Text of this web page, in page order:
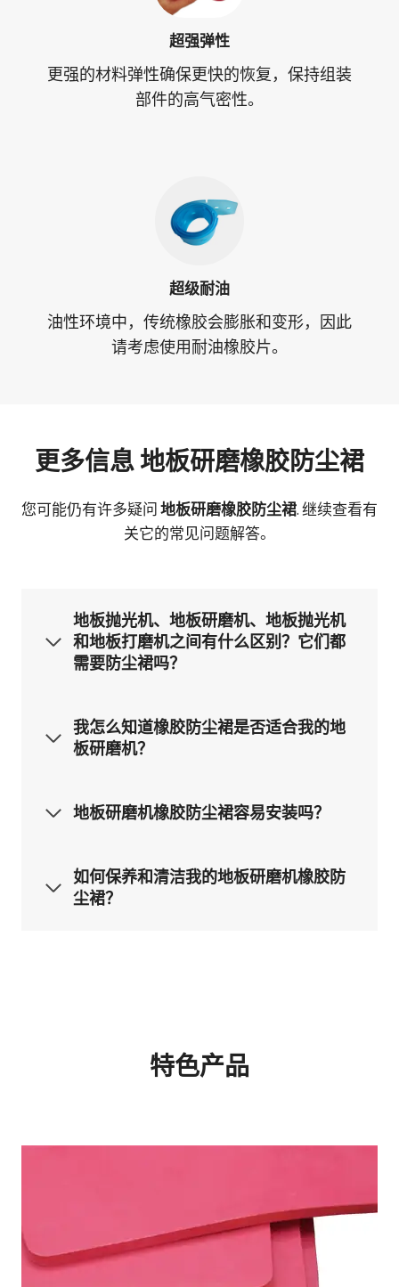
超强弹性
更强的材料弹性确保更快的恢复，保持组装
部件的高气密性。
超级耐油
油性环境中，传统橡胶会膨胀和变形，因此
请考虑使用耐油橡胶片。
更多信息地板研磨橡胶防尘裙
您可能仍有许多疑问 地板研磨橡胶防尘裙. 继续查看有
关它的常见问题解答。
地板抛光机、地板研磨机、地板抛光机
和地板打磨机之间有什么区别？它们都
需要防尘裙吗？
我怎么知道橡胶防尘裙是否适合我的地
板研磨机？
地板研磨机橡胶防尘裙容易安装吗？
如何保养和清洁我的地板研磨机橡胶防
尘裙？
特色产品